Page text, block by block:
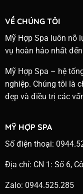
VỀ CHÚNG TÔI
Mỹ Hợp Spa luôn nỗ
vụ hoàn hảo nhất
Mỹ Hợp Spa – hệ
nghiệp. Chúng tôi là
đẹp và điều trị các
MỸ HỢP SPA
Số điện thoại:
Địa chỉ: CN 1: Số 6,
Zalo: 0944.525.285